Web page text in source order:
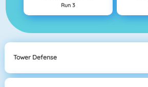
Run 3
Tower Defense